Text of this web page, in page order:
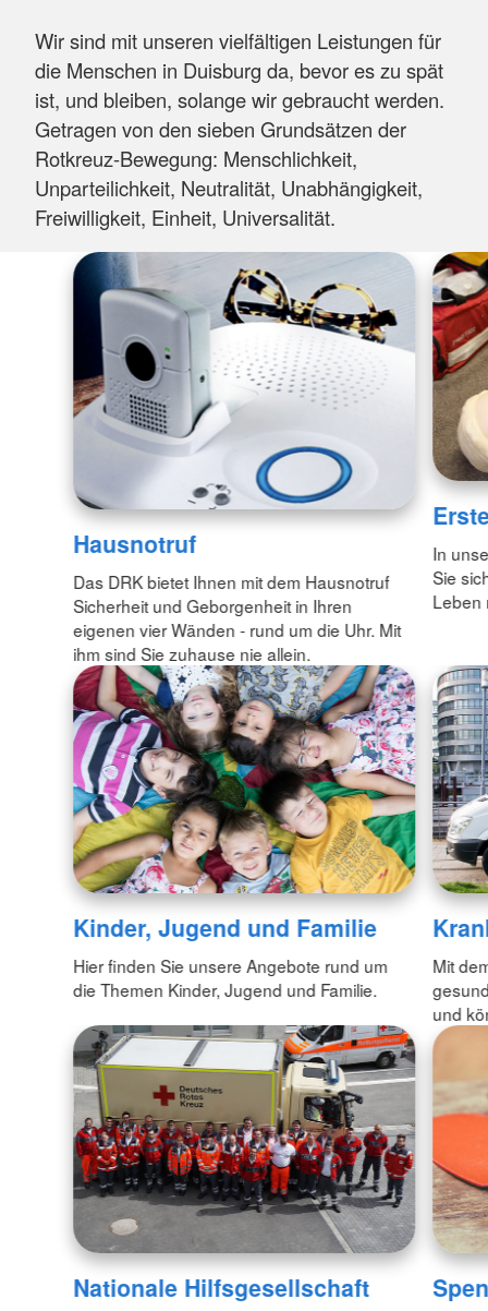
Wir sind mit unseren vielfältigen Leistungen für
die Menschen in Duisburg da, bevor es zu spät
ist, und bleiben, solange wir gebraucht werden.
Getragen von den sieben Grundsätzen der
Rotkreuz-Bewegung: Menschlichkeit,
Unparteilichkeit, Neutralität, Unabhängigkeit,
Freiwilligkeit, Einheit, Universalität.
Hausnotruf
Das DRK bietet Ihnen mit dem Hausnotruf
Sicherheit und Geborgenheit in Ihren
eigenen vier Wänden - rund um die Uhr. Mit
ihm sind Sie zuhause nie allein.
In
Sie
Leben
Kinder, Jugend und Familie
Hier finden Sie unsere Angebote rund um
die Themen Kinder, Jugend und Familie.
Mit
und
Nationale Hilfsgesellschaft